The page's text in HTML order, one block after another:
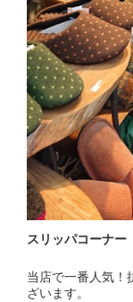
スリッパコーナー
当店で一番人気！
ざいます。